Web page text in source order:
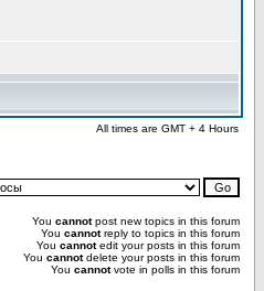
All times are GMT + 4 Hours
You cannotpost new topics in this forum
You cannotreply to topics in this forum
You cannotedit your posts in this forum
You cannotdelete your posts in this forum
You cannotvote in polls in this forum